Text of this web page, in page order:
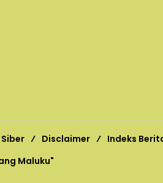
Disclaimer
Indeks
Maluku"